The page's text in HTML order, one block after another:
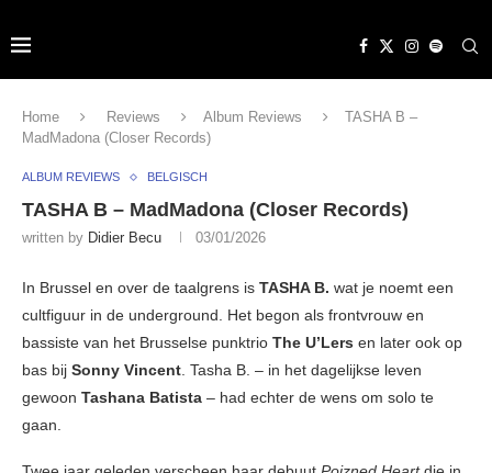
Home Reviews Album Reviews
TASHA B –
MadMadona (Closer Records)
ALBUM REVIEWS BELGISCH
TASHA B – MadMadona (Closer Records)
written by Didier Becu 03/01/2026
In Brussel en over de taalgrens is TASHA B. wat je noemt een
cultfiguur in de underground. Het begon als frontvrouw en
bassiste van het Brusselse punktrio The U’Lers en later ook op
bas bij Sonny Vincent. Tasha B. – in het dagelijkse leven
gewoon Tashana Batista – had echter de wens om solo te
gaan.